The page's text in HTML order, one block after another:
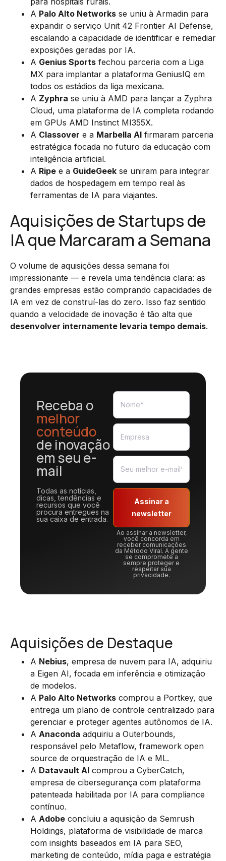
A Palo Alto Networks se uniu à Armadin para
expandir o serviço Unit 42 Frontier AI Defense,
escalando a capacidade de identificar e remediar
exposições geradas por IA.
A Genius Sports fechou parceria com a Liga
MX para implantar a plataforma GeniusIQ em
todos os estádios da liga mexicana.
A Zyphra se uniu à AMD para lançar a Zyphra
Cloud, uma plataforma de IA completa rodando
em GPUs AMD Instinct MI355X.
A Classover e a Marbella AI firmaram parceria
estratégica focada no futuro da educação com
inteligência artificial.
A Ripe e a GuideGeek se uniram para integrar
dados de hospedagem em tempo real às
ferramentas de IA para viajantes.
Aquisições de Startups de
IA que Marcaram a Semana
O volume de aquisições dessa semana foi
impressionante — e revela uma tendência clara: as
grandes empresas estão comprando capacidades de
IA em vez de construí-las do zero. Isso faz sentido
quando a velocidade de inovação é tão alta que
desenvolver internamente levaria tempo demais.
Receba o
melhor
conteúdo
de inovação
em seu e-
mail
Todas as notícias,
dicas, tendências e
recursos que você
procura entregues na
sua caixa de entrada.
Assinar a
newsletter
Ao assinar a newsletter,
você concorda em
receber comunicações
da Método Viral. A gente
se compromete a
sempre proteger e
respeitar sua
privacidade.
Aquisições de Destaque
A Nebius, empresa de nuvem para IA, adquiriu
a Eigen AI, focada em inferência e otimização
de modelos.
A Palo Alto Networks comprou a Portkey, que
entrega um plano de controle centralizado para
gerenciar e proteger agentes autônomos de IA.
A Anaconda adquiriu a Outerbounds,
responsável pelo Metaflow, framework open
source de orquestração de IA e ML.
A Datavault AI comprou a CyberCatch,
empresa de cibersegurança com plataforma
patenteada habilitada por IA para compliance
contínuo.
A Adobe concluiu a aquisição da Semrush
Holdings, plataforma de visibilidade de marca
com insights baseados em IA para SEO,
marketing de conteúdo, mídia paga e estratégia